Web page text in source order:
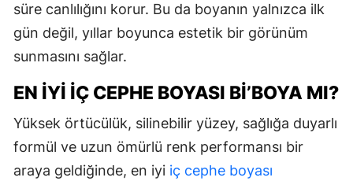
süre canlılığını korur. Bu da boyanın yalnızca ilk
gün değil, yıllar boyunca estetik bir görünüm
sunmasını sağlar.
EN İYI İÇ CEPHE BOYASI BI’BOYA MI?
Yüksek örtücülük, silinebilir yüzey, sağlığa duyarlı
formül ve uzun ömürlü renk performansı bir
araya geldiğinde, en iyi iç cephe boyası